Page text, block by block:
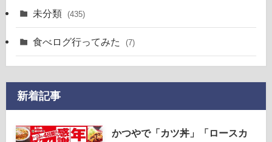
未分類 (435)
食べログ行ってみた (7)
新着記事
かつやで「カツ丼」「ロースカ